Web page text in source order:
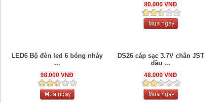
80.000 VNĐ
LED6 Bộ đèn led 6 bóng nháy
...
98.000 VNĐ
DS26 cáp sạc 3.7V chân JST
đầu ...
48.000 VNĐ